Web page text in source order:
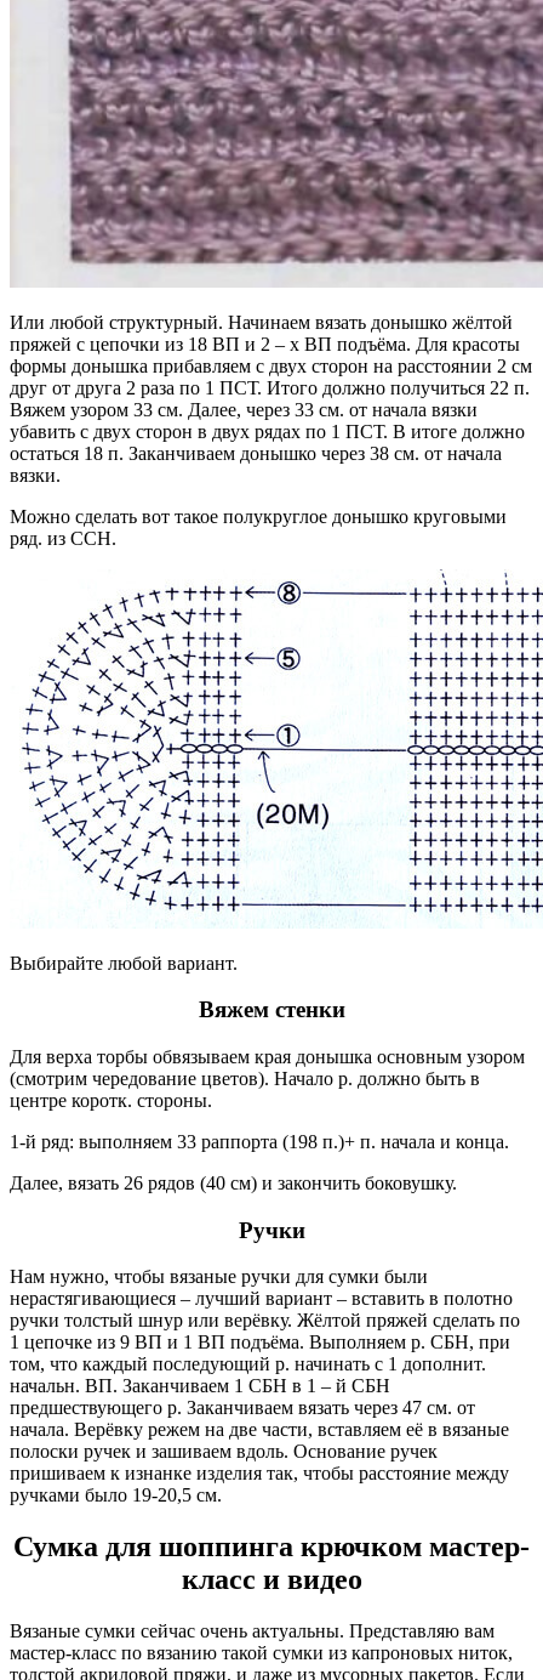
Или любой структурный. Начинаем вязать донышко жёлтой
пряжей с цепочки из 18 ВП и 2 – х ВП подъёма. Для красоты
формы донышка прибавляем с двух сторон на расстоянии 2 см
друг от друга 2 раза по 1 ПСТ. Итого должно получиться 22 п.
Вяжем узором 33 см. Далее, через 33 см. от начала вязки
убавить с двух сторон в двух рядах по 1 ПСТ. В итоге должно
остаться 18 п. Заканчиваем донышко через 38 см. от начала
вязки.
Можно сделать вот такое полукруглое донышко круговыми
ряд. из ССН.
Выбирайте любой вариант.
Вяжем стенки
Для верха торбы обвязываем края донышка основным узором
(смотрим чередование цветов). Начало р. должно быть в
центре коротк. стороны.
1-й ряд: выполняем 33 раппорта (198 п.)+ п. начала и конца.
Далее, вязать 26 рядов (40 см) и закончить боковушку.
Ручки
Нам нужно, чтобы вязаные ручки для сумки были
нерастягивающиеся – лучший вариант – вставить в полотно
ручки толстый шнур или верёвку. Жёлтой пряжей сделать по
1 цепочке из 9 ВП и 1 ВП подъёма. Выполняем р. СБН, при
том, что каждый последующий р. начинать с 1 дополнит.
начальн. ВП. Заканчиваем 1 СБН в 1 – й СБН
предшествующего р. Заканчиваем вязать через 47 см. от
начала. Верёвку режем на две части, вставляем её в вязаные
полоски ручек и зашиваем вдоль. Основание ручек
пришиваем к изнанке изделия так, чтобы расстояние между
ручками было 19-20,5 см.
Сумка для шоппинга крючком мастер-
класс и видео
Вязаные сумки сейчас очень актуальны. Представляю вам
мастер-класс по вязанию такой сумки из капроновых ниток,
толстой акриловой пряжи, и даже из мусорных пакетов. Если